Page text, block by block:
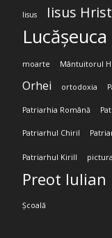
Iisus Iisus
Lucășeuca
moarte Mântuitorul
Orhei ortodoxia
Patriarhia Română
Patriarhul Chiril
Patriarhul Kirill pictura
Preot Iulian
Școală